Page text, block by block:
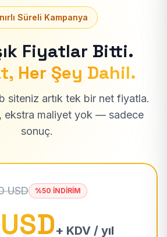
Süreli Kampanya
Fiyatlar Bitti.
Her Şey Dahil.
siteniz artık tek bir net fiyatla.
ekstra maliyet yok — sadece
sonuç.
USD %50 İNDİRİM
+ KDV / yıl